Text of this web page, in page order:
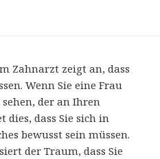
Zahnarzt zeigt an, dass
Wenn Sie eine Frau
der an Ihren
dies, dass Sie sich in
bewusst sein müssen.
der Traum, dass Sie